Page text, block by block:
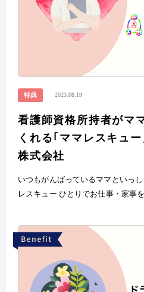
特典 2023.08.19
看護師資格所持者がマ
くれる｢ママレスキュ
株式会社
いつもがんばっているママといっ
レスキュー ひとりでお仕事・家事